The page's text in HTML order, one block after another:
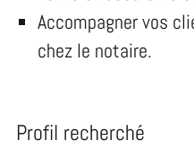
Accompagner vos
chez le notaire.
Profil recherché